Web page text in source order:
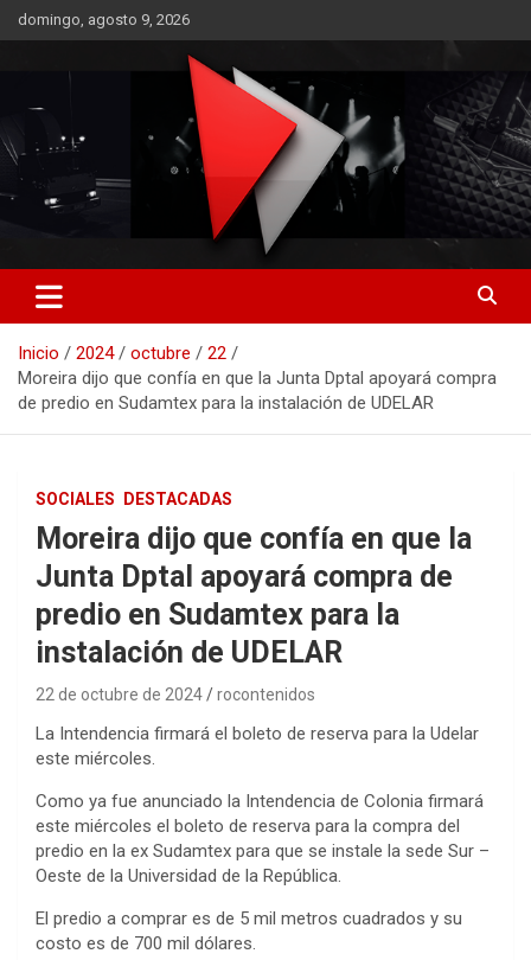
Saltar
al
domingo, agosto 9, 2026
RO CONTENIDOS
Inicio 2024 octubre
22
Moreira dijo que confía en que la Junta Dptal apoyará compra
de predio en Sudamtex para la instalación de UDELAR
SOCIALES DESTACADAS
Moreira dijo que confía en que la
Junta Dptal apoyará compra de
predio en Sudamtex para la
instalación de UDELAR
22 de octubre de 2024 rocontenidos
La Intendencia firmará el boleto de reserva para la Udelar
este miércoles.
Como ya fue anunciado la Intendencia de Colonia firmará
este miércoles el boleto de reserva para la compra del
predio en la ex Sudamtex para que se instale la sede Sur –
Oeste de la Universidad de la República.
El predio a comprar es de 5 mil metros cuadrados y su
costo es de 700 mil dólares.